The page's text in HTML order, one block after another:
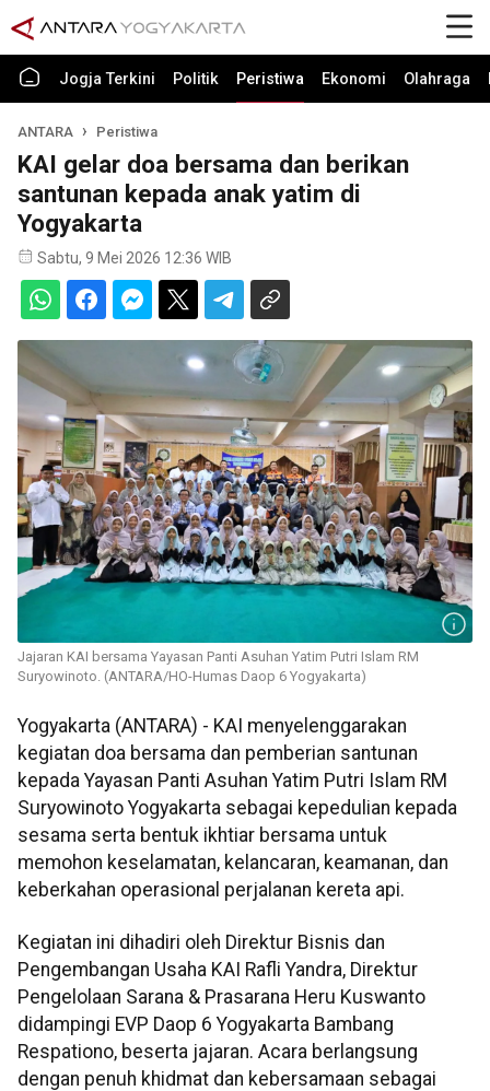
Jogja Terkini Politik Peristiwa Ekonomi Olahraga
ANTARA Peristiwa
KAI gelar doa bersama dan berikan
santunan kepada anak yatim di
Yogyakarta
Sabtu, 9 Mei 2026 12:36 WIB
Jajaran KAI bersama Yayasan Panti Asuhan Yatim Putri Islam RM
Suryowinoto. (ANTARA/HO-Humas Daop 6 Yogyakarta)
Yogyakarta (ANTARA) - KAI menyelenggarakan
kegiatan doa bersama dan pemberian santunan
kepada Yayasan Panti Asuhan Yatim Putri Islam RM
Suryowinoto Yogyakarta sebagai kepedulian kepada
sesama serta bentuk ikhtiar bersama untuk
memohon keselamatan, kelancaran, keamanan, dan
keberkahan operasional perjalanan kereta api.
Kegiatan ini dihadiri oleh Direktur Bisnis dan
Pengembangan Usaha KAI Rafli Yandra, Direktur
Pengelolaan Sarana & Prasarana Heru Kuswanto
didampingi EVP Daop 6 Yogyakarta Bambang
Respationo, beserta jajaran. Acara berlangsung
dengan penuh khidmat dan kebersamaan sebagai